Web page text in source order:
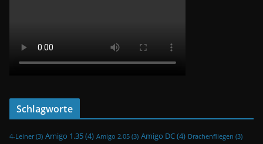
Schlagworte
4-Leiner(3) Amigo 1.35(4) Amigo 2.05 (3) Amigo DC(4) Drachenfliegen (3)